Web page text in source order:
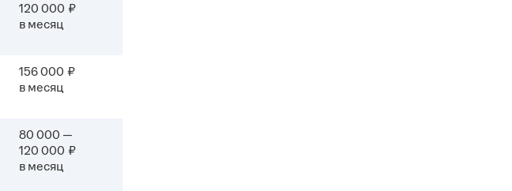
120 000 ₽
в месяц
156 000 ₽
в месяц
80 000 —
120 000 ₽
в месяц